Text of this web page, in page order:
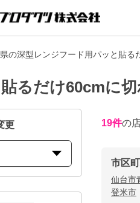
の深型レンジフード用パッと貼
るだけ60cmに
更 19件の
市区
仙台市
登米市